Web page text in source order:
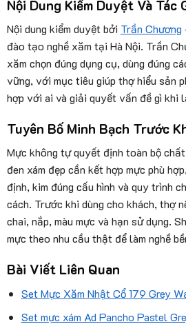
Nội Dung Kiểm Duyệt Và Tác
Nội dung kiểm duyệt bởi Trần Chương
đào tạo nghề xăm tại Hà Nội. Trần
xăm chọn đúng dụng cụ, dùng đúng
vững, với mục tiêu giúp thợ hiểu sản
hợp với ai và giải quyết vấn đề gì khi
Tuyên Bố Minh Bạch Trước
Mực không tự quyết định toàn bộ
đen xám đẹp cần kết hợp mực phù
định, kim đúng cấu hình và quy trình
cách. Trước khi dùng cho khách, thợ
chai, nắp, màu mực và hạn sử dụng.
mực theo nhu cầu thật để làm nghề
Bài Viết Liên Quan
Set Mực Xăm Nhật Cổ 179 Grey
Set mực xám Ad Pancho Pastel